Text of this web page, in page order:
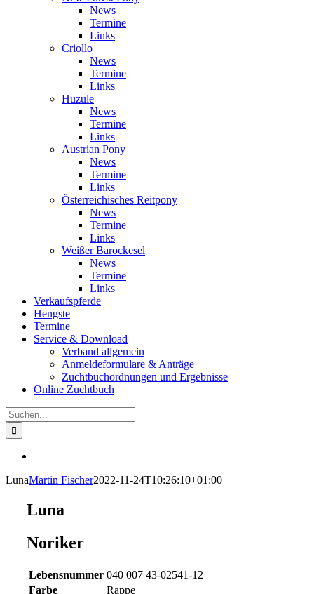
News
Termine
Links
Criollo
News
Termine
Links
Huzule
News
Termine
Links
Austrian Pony
News
Termine
Links
Österreichisches Reitpony
News
Termine
Links
Weißer Barockesel
News
Termine
Links
Verkaufspferde
Hengste
Termine
Service & Download
Verband allgemein
Anmeldeformulare & Anträge
Zuchtbuchordnungen und Ergebnisse
Online Zuchtbuch
Suche
nach:
Image
LunaMartin Fischer2022-11-24T10:26:10+01:00
Luna
Noriker
Lebensnummer 040 007 43-02541-12
Farbe
Rappe